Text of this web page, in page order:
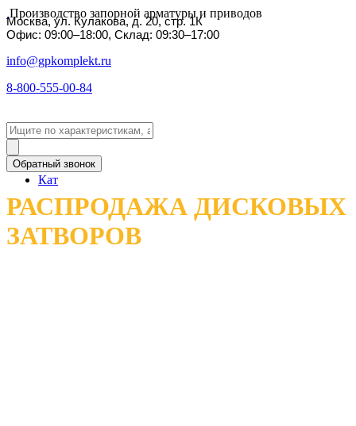
Производство запорной арматуры и приводов
Москва, ул. Кулакова, д. 20, стр. 1К
Офис: 09:00–18:00, Склад: 09:30–17:00
info@gpkomplekt.ru
8-800-555-00-84
Обратный звонок
РАСПРОДАЖА ДИСКОВЫХ
ЗАТВОРОВ
Кат